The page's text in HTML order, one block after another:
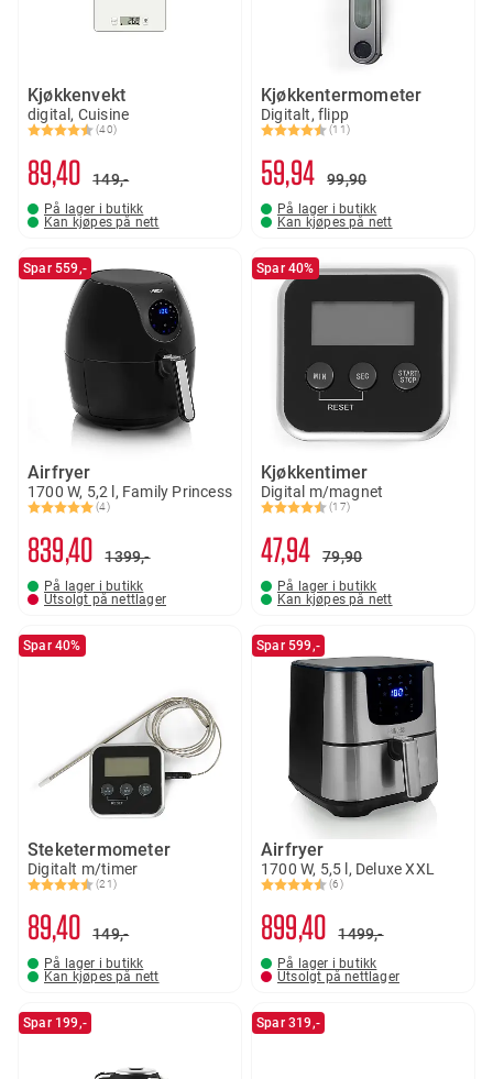
Kjøkkenvekt
digital, Cuisine
Karakter:
(40)
4.7 av 5 mulige
8940 149,-
På lager i butikk
Kan kjøpes på nett
Kjøkkentermometer
Digitalt, flipp
Karakter:
(11)
4.4 av 5 mulige
59 94 99 90
På lager i butikk
Kan kjøpes på nett
Spar 559,-
Airfryer
1700 W, 5,2 l, Family Princess
Karakter:
(4)
5.0 av 5 mulige
83940 1399,-
På lager i butikk
Utsolgt på nettlager
Spar 40%
Kjøkkentimer
Digital m/magnet
Karakter:
(17)
4.8 av 5 mulige
4794 79 90
På lager i butikk
Kan kjøpes på nett
Spar 40%
Steketermometer
Digitalt m/timer
Karakter:
(21)
4.4 av 5 mulige
8940 149,-
På lager i butikk
Kan kjøpes på nett
Spar 599,-
Airfryer
1700 W, 5,5 l, Deluxe XXL
Karakter:
(6)
4.2 av 5 mulige
89940 1499,-
På lager i butikk
Utsolgt på nettlager
Spar 199,- Spar 319,-